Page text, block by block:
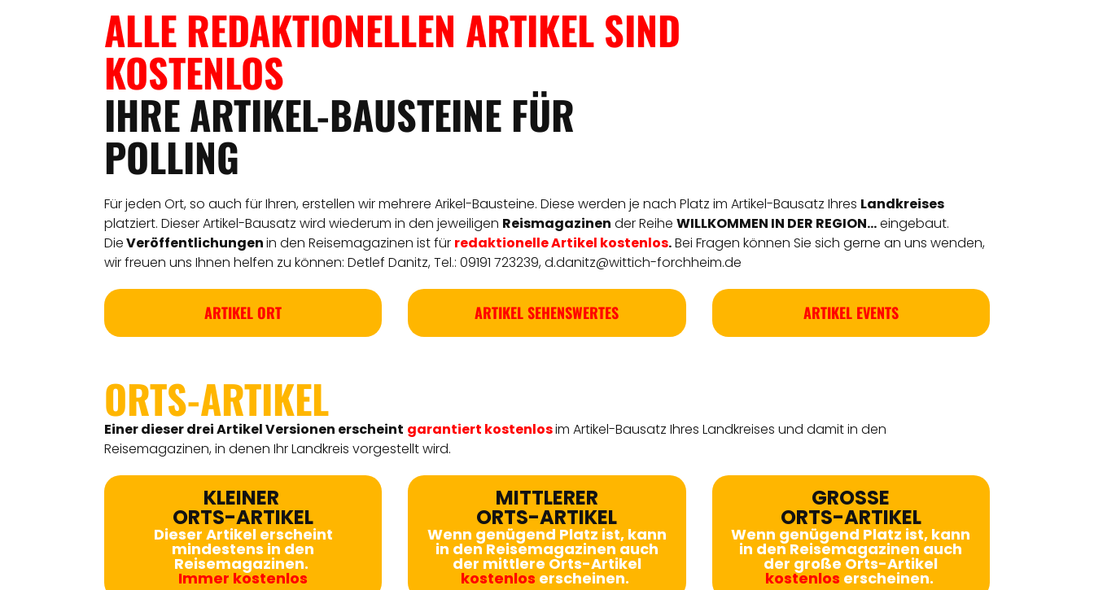
ALLE REDAKTIONELLEN ARTIKEL SIND
KOSTENLOS
IHRE ARTIKEL-BAUSTEINE FÜR
POLLING
Für jeden Ort, so auch für Ihren, erstellen wir mehrere Arikel-Bausteine. Diese werden je nach Platz im Artikel-Bausatz Ihres Landkreises
platziert. Dieser Artikel-Bausatz wird wiederum in den jeweiligen Reismagazinen der Reihe WILLKOMMEN IN DER REGION...eingebaut.
DieVeröffentlichungenin den Reisemagazinen ist für redaktionelleArtikel kostenlos.Bei Fragen können Sie sich gerne an uns wenden,
wir freuen uns Ihnen helfen zu können: Detlef Danitz, Tel.: 09191 723239,d.danitz@wittich-forchheim.de
ARTIKEL ORT ARTIKEL SEHENSWERTES ARTIKEL EVENTS
ORTS-ARTIKEL
Einer dieser drei Artikel Versionen erscheint garantiert kostenlosim Artikel-Bausatz Ihres Landkreises und damit in den
Reisemagazinen, in denen Ihr Landkreis vorgestellt wird.
KLEINER
ORTS-ARTIKEL
Dieser Artikel erscheint
mindestens in den
Reisemagazinen.
Immer kostenlos
MITTLERER
ORTS-ARTIKEL
Wenn genügend Platz ist, kann
in den Reisemagazinen auch
der mittlere Orts-Artikel
kostenlos erscheinen.
GROSSE
ORTS-ARTIKEL
Wenn genügend Platz ist, kann
in den Reisemagazinen auch
der große Orts-Artikel
kostenlos erscheinen.